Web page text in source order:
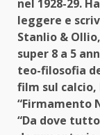
nel 1928-29.
leggere e
Stanlio &
super 8 a 5
teo-filosofia
film sul
“Firmamento
“Da dove